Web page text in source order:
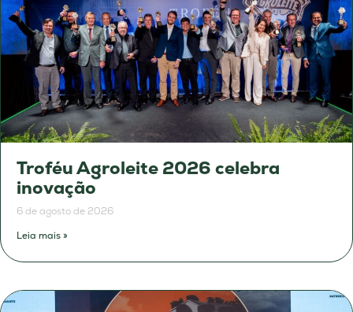
Troféu Agroleite 2026 celebra
inovação
6 de agosto de 2026
Leia mais »